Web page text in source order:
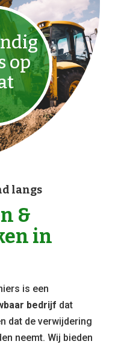
op
langs
&
in
is een
bedrijf dat
dat de verwijdering
neemt. Wij bieden